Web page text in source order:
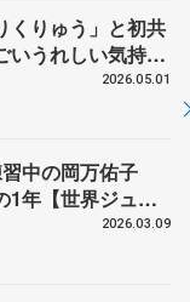
くりゅう」と初共
いうれしい気持ち
ア日本一へ「今
2026.05.01
中の岡万佑子
1年【世界ジュニ
】
2026.03.09